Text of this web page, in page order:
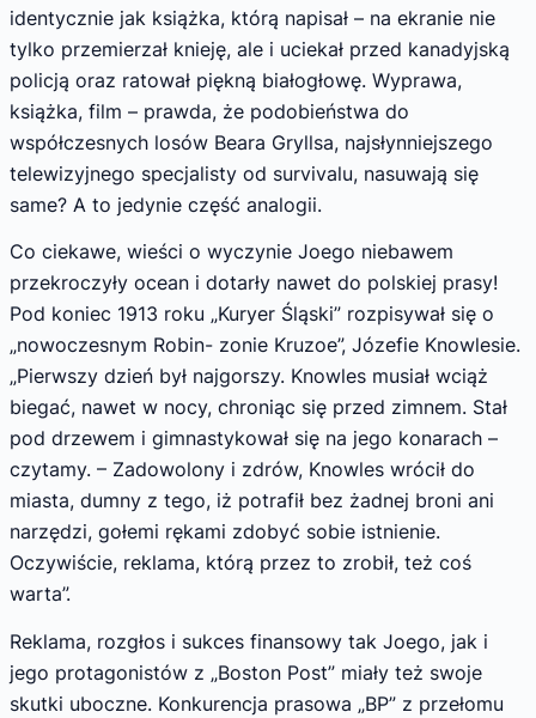
identycznie jak książka, którą napisał – na ekranie nie
tylko przemierzał knieję, ale i uciekał przed kanadyjską
policją oraz ratował piękną białogłowę. Wyprawa,
książka, film – prawda, że podobieństwa do
współczesnych losów Beara Gryllsa, najsłynniejszego
telewi­zyjnego specjalisty od survivalu, nasuwają się
same? A to jedynie część analogii.
Co ciekawe, wieści o wyczynie Joego nie­bawem
przekroczyły ocean i dotarły nawet do polskiej prasy!
Pod koniec 1913 roku „Kuryer Śląski” rozpisywał się o
„nowoczesnym Robin- zonie Kruzoe”, Józefie Knowlesie.
„Pierwszy dzień był najgorszy. Knowles musiał wciąż
bie­gać, nawet w nocy, chroniąc się przed zimnem. Stał
pod drzewem i gimnastykował się na jego konarach –
czytamy. – Zadowolony i zdrów, Knowles wrócił do
miasta, dumny z tego, iż potrafił bez żadnej broni ani
narzędzi, gołemi rękami zdobyć sobie istnienie.
Oczywiście, reklama, którą przez to zrobił, też coś
warta”.
Reklama, rozgłos i sukces finansowy tak Joego, jak i
jego protagonistów z „Boston Post” miały też swoje
skutki uboczne. Konku­rencja prasowa „BP” z przełomu